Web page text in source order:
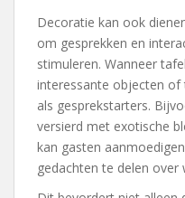
Decoratie kan ook
om gesprekken en
stimuleren. Wanneer
interessante objecten of
als gesprekstarters.
versierd met exotische
kan gasten
gedachten te delen over